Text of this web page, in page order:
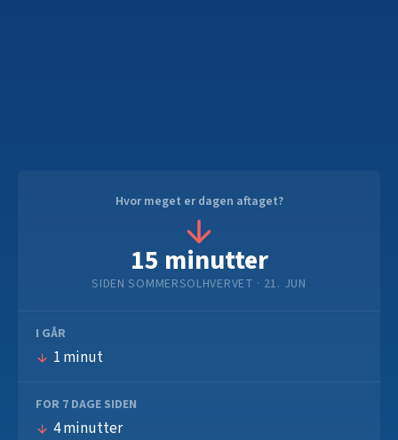
Hvor meget er dagen aftaget?
15 minutter
SIDEN SOMMERSOLHVERVET · 21. JUN
I GÅR
1 minut
FOR 7 DAGE SIDEN
4 minutter